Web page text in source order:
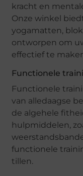
kracht en
Onze winkel
yogamatten,
ontworpen om
effectief te
Functionele
Functionele
van alledaagse
de algehele
hulpmiddelen,
functionele
tillen.